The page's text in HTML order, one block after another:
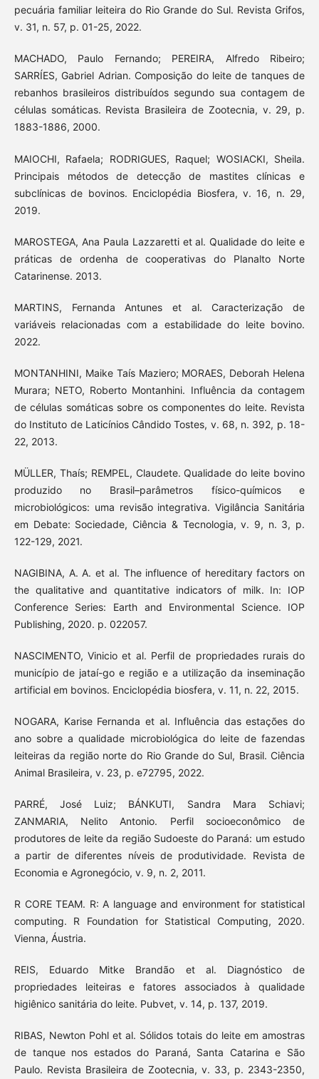
pecuária familiar leiteira do Rio Grande do Sul. Revista Grifos,
v. 31, n. 57, p. 01-25, 2022.
MACHADO, Paulo Fernando; PEREIRA, Alfredo Ribeiro;
SARRÍES, Gabriel Adrian. Composição do leite de tanques de
rebanhos brasileiros distribuídos segundo sua contagem de
células somáticas. Revista Brasileira de Zootecnia, v. 29, p.
1883-1886, 2000.
MAIOCHI, Rafaela; RODRIGUES, Raquel; WOSIACKI, Sheila.
Principais métodos de detecção de mastites clínicas e
subclínicas de bovinos. Enciclopédia Biosfera, v. 16, n. 29,
2019.
MAROSTEGA, Ana Paula Lazzaretti et al. Qualidade do leite e
práticas de ordenha de cooperativas do Planalto Norte
Catarinense. 2013.
MARTINS, Fernanda Antunes et al. Caracterização de
variáveis relacionadas com a estabilidade do leite bovino.
2022.
MONTANHINI, Maike Taís Maziero; MORAES, Deborah Helena
Murara; NETO, Roberto Montanhini. Influência da contagem
de células somáticas sobre os componentes do leite. Revista
do Instituto de Laticínios Cândido Tostes, v. 68, n. 392, p. 18-
22, 2013.
MÜLLER, Thaís; REMPEL, Claudete. Qualidade do leite bovino
produzido no Brasil–parâmetros físico-químicos e
microbiológicos: uma revisão integrativa. Vigilância Sanitária
em Debate: Sociedade, Ciência & Tecnologia, v. 9, n. 3, p.
122-129, 2021.
NAGIBINA, A. A. et al. The influence of hereditary factors on
the qualitative and quantitative indicators of milk. In: IOP
Conference Series: Earth and Environmental Science. IOP
Publishing, 2020. p. 022057.
NASCIMENTO, Vinicio et al. Perfil de propriedades rurais do
município de jataí-go e região e a utilização da inseminação
artificial em bovinos. Enciclopédia biosfera, v. 11, n. 22, 2015.
NOGARA, Karise Fernanda et al. Influência das estações do
ano sobre a qualidade microbiológica do leite de fazendas
leiteiras da região norte do Rio Grande do Sul, Brasil. Ciência
Animal Brasileira, v. 23, p. e72795, 2022.
PARRÉ, José Luiz; BÁNKUTI, Sandra Mara Schiavi;
ZANMARIA, Nelito Antonio. Perfil socioeconômico de
produtores de leite da região Sudoeste do Paraná: um estudo
a partir de diferentes níveis de produtividade. Revista de
Economia e Agronegócio, v. 9, n. 2, 2011.
R CORE TEAM. R: A language and environment for statistical
computing. R Foundation for Statistical Computing, 2020.
Vienna, Áustria.
REIS, Eduardo Mitke Brandão et al. Diagnóstico de
propriedades leiteiras e fatores associados à qualidade
higiênico sanitária do leite. Pubvet, v. 14, p. 137, 2019.
RIBAS, Newton Pohl et al. Sólidos totais do leite em amostras
de tanque nos estados do Paraná, Santa Catarina e São
Paulo. Revista Brasileira de Zootecnia, v. 33, p. 2343-2350,